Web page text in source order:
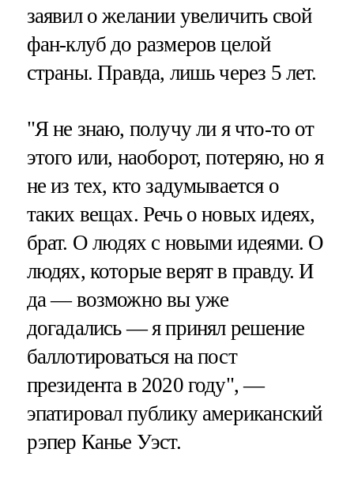
заявил о желании увеличить свой
фан-клуб до размеров целой
страны. Правда, лишь через 5 лет.
"Я не знаю, получу ли я что-то от
этого или, наоборот, потеряю, но я
не из тех, кто задумывается о
таких вещах. Речь о новых идеях,
брат. О людях с новыми идеями. О
людях, которые верят в правду. И
да — возможно вы уже
догадались — я принял решение
баллотироваться на пост
президента в 2020 году", —
эпатировал публику американский
рэпер Канье Уэст.